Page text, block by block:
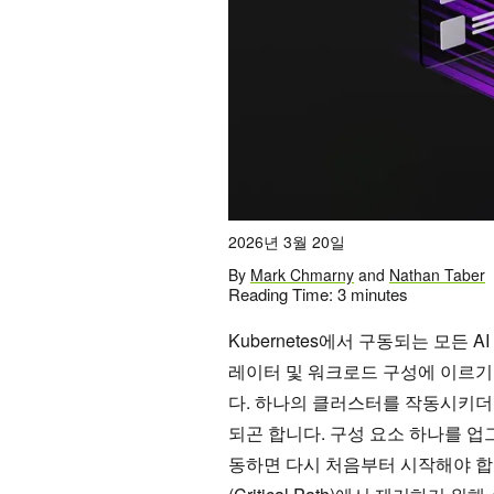
2026년 3월 20일
By Mark Chmarny and Nathan Taber
Reading Time: 3 minutes
Kubernetes에서 구동되는 모든
레이터 및 워크로드 구성에 이르
다. 하나의 클러스터를 작동시키
되곤 합니다. 구성 요소 하나를
동하면 다시 처음부터 시작해야